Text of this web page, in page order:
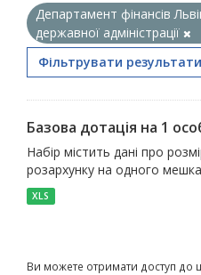
Департамент фінансів
державної адміністрації
Фільтрувати результати
Базова дотація на 1
Набір містить дані про
розархунку на одного
XLS
Ви можете отримати доступ до